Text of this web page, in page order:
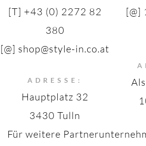
[T] +43 (0) 2272 82
380
[@] shop@style-in.co.at
ADRESSE:
Hauptplatz 32
3430 Tulln
[@]
Für weitere